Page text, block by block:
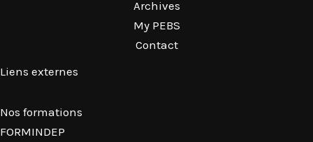
Archives
My PEBS
Contact
Liens externes
Nos formations
FORMINDEP